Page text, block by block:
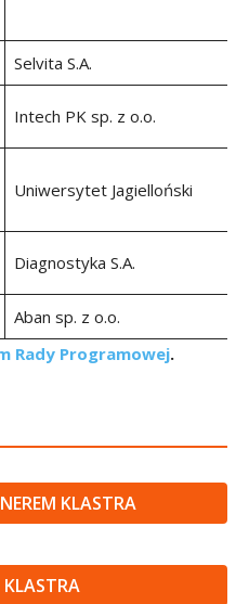
Selvita S.A.
Intech PK sp. z o.o.
Uniwersytet Jagielloński
Diagnostyka S.A.
Aban sp. z o.o.
Rady Programowej.
KLASTRA
KLASTRA